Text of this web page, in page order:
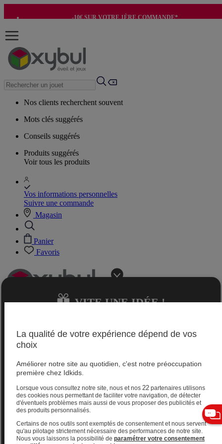
-10€ SUR VOTRE 1ÈRE COMMANDE*
Nos clients recherchent souvent
Mots clés suggérés
Conseils suggérés
Produits suggérés
Voir tous les produits
Vos informations personnelles
Suivre une commande
Magasin
Panier
Favoris
Aide et contact
Livraison gratuite
Retours gratuits sous 60 jours
Magasins
Aide et contact
Livraison gratuite
Retours gratuits sous 60 jours
Jeux 2-4 ans
VITE UNE IDÉE !
VITE UNE IDÉE !
JE TROUVE
La qualité de votre expérience dépend de vos
choix
Améliorer notre site au quotidien, c'est notre préoccupation
première chez Idkids.
Lorsque vous consultez notre site, nous et nos 22partenaires utilisons
des cookies nous permettant de faciliter votre navigation, de détecter
d'éventuels problèmes mais aussi de vous proposer des publicités et
des produits personnalisés.
Certains de nos outils sont exemptés de consentement et nous servent
qu'au pilotage strictement nécessaire des performances de notre site.
Nous vous laissons la possibilité de paramétrer votre consentement